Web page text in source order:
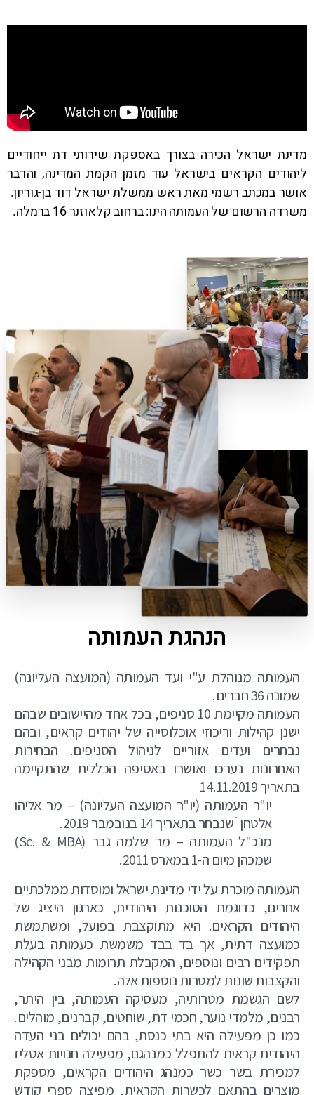
מדינת ישראל הכירה בצורך באספקת שירותי דת ייחודיים
ליהודים הקראים בישראל עוד מזמן הקמת המדינה, והדבר
אושר במכתב רשמי מאת ראש ממשלת ישראל דוד בן-גוריון.
משרדה הרשום של העמותה הינו: ברחוב קלאוזנר 16 ברמלה.
הנהגת העמותה
העמותה מנוהלת ע"י ועד העמותה (המועצה העליונה)
שמונה 36 חברים.
העמותה מקיימת 10 סניפים, בכל אחד מהיישובים שבהם
ישנן קהילות וריכוזי אוכלוסייה של יהודים קראים, ובהם
נבחרים ועדים אזוריים לניהול הסניפים. הבחירות
האחרונות נערכו ואושרו באסיפה הכללית שהתקיימה
בתאריך 14.11.2019
יו"ר העמותה (יו"ר המועצה העליונה) – מר אליהו
אלטחן ׁׁׁׂ שנבחר בתאריך 14 בנובמבר 2019.
מנכ"ל העמותה – מר שלמה גבר (Sc. & MBA)
שמכהן מיום ה-1 במארס 2011.
העמותה מוכרת על ידי מדינת ישראל ומוסדות ממלכתיים
אחרים, כדוגמת הסוכנות היהודית, כארגון היציג של
היהודים הקראים. היא מתוקצבת בפועל, ומשתמשת
כמועצה דתית, אך בד בבד משמשת כעמותה בעלת
תפקידים רבים ונוספים, המקבלת תרומות מבני הקהילה
והקצבות שונות למטרות נוספות אלה.
לשם הגשמת מטרותיה, מעסיקה העמותה, בין היתר,
רבנים, מלמדי נוער, חכמי דת, שוחטים, קברנים, מוהלים.
כמו כן מפעילה היא בתי כנסת, בהם יכולים בני העדה
היהודית קראית להתפלל כמנהגם, מפעילה חנויות אטליז
למכירת בשר כשר כמנהג היהודים הקראים, מספקת
מוצרים בהתאם לכשרות הקראית, מפיצה ספרי קודש